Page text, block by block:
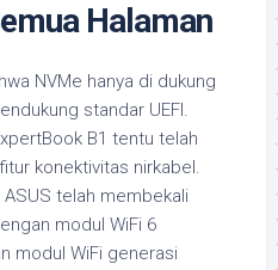
Halaman
NVMe hanya di dukung
standar UEFI.
B1 tentu telah
konektivitas nirkabel.
telah membekali
modul WiFi 6
modul WiFi generasi